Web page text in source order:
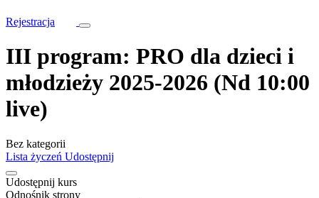
Rejestracja
III program: PRO dla dzieci i
młodzieży 2025-2026 (Nd 10:00
live)
Bez kategorii
Lista życzeń Udostępnij
Udostępnij kurs
Odnośnik strony